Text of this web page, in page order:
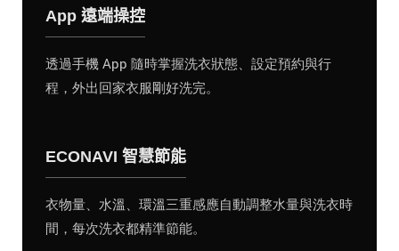
App 遠端操控
透過手機 App 隨時掌握洗衣狀態、設定預約與行
程，外出回家衣服剛好洗完。
ECONAVI 智慧節能
衣物量、水溫、環溫三重感應自動調整水量與洗衣時
間，每次洗衣都精準節能。